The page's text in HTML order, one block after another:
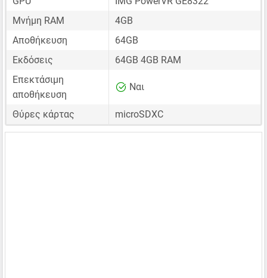
Μνήμη RAM
4GB
Αποθήκευση
64GB
Εκδόσεις
64GB 4GB RAM
Επεκτάσιμη
αποθήκευση
Ναι
Θύρες κάρτας microSDXC